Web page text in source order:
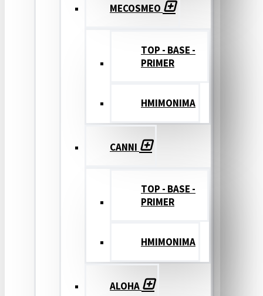
MECOSMEO
TOP - BASE -
PRIMER
ΗΜΙΜΟΝΙΜΑ
CANNI
TOP - BASE -
PRIMER
ΗΜΙΜΟΝΙΜΑ
ALOHA